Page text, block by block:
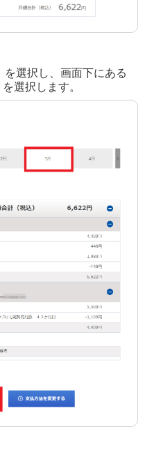
を選択し、画面下にある
を選択します。